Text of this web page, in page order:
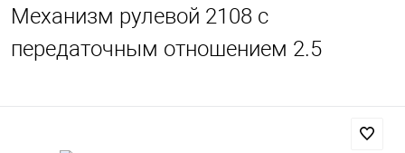
Механизм рулевой 2108 с
передаточным отношением 2.5